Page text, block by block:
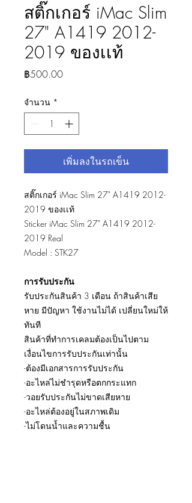
สติ๊กเกอร์ iMac Slim
27" A1419 2012-
2019 ของเเท้
฿500.00ราคา
จำนวน *
เพิ่มลงในรถเข็น
สติ๊กเกอร์ iMac Slim 27" A1419 2012-
2019 ของเเท้
Sticker iMac Slim 27" A1419 2012-
2019 Real
Model : STK27
การรับประกัน
รับประกันสินค้า 3 เดือน ถ้าสินค้าเสีย
หาย มีปัญหา ใช้งานไม่ได้ เปลี่ยนใหม่ให้
ทันที
สินค้าที่ทำการเคลมต้องเป็นไปตาม
เงื่อนไขการรับประกันเท่านั้น
-ต้องมีเอกสารการรับประกัน
-อะไหล่ไม่ชำรุดหรือตกกระแทก
-วอยรับประกันไม่ขาดเสียหาย
-อะไหล่ต้องอยู่ในสภาพเดิม
-ไม่โดนน้ำและความชื้น